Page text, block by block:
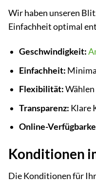
Wir haben unseren
Einfachheit optimal
Geschwindigkeit:
Einfachheit:
Flexibilität:Wählen
Transparenz: Klare
Online-
Konditionen
Die Konditionen für